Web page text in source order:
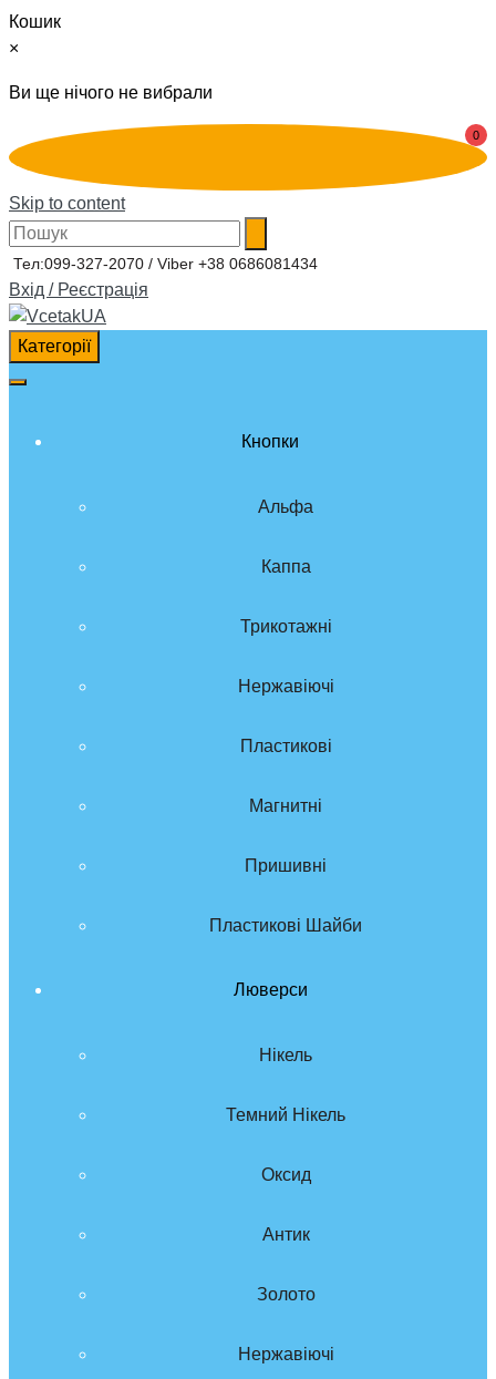
Кошик
×
Ви ще нічого не вибрали
0
Skip to content
Тел:099-327-2070 / Viber +38 0686081434
Вхід / Реєстрація
Категорії
Кнопки
Альфа
Каппа
Трикотажні
Нержавіючі
Пластикові
Магнитні
Пришивні
Пластикові Шайби
Люверси
Нікель
Темний Нікель
Оксид
Антик
Золото
Нержавіючі